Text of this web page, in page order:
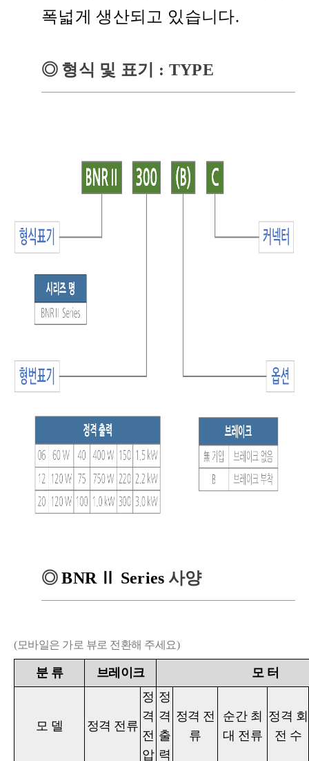
폭넓게 생산되고 있습니다.
◎ 형식 및 표기 : TYPE
◎BNR Series 사양
(모바일은 가로 뷰로 전환해 주세요)
분 류 브레이크 모 터
모 델 정격 전류
정
격
전
압
정
격
출
력
정격 전
류
순간 최
대 전류
정격 회
전 수